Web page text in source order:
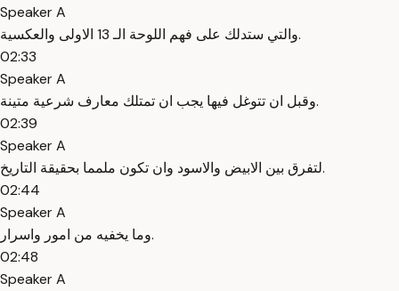
Speaker A
والتي ستدلك على فهم اللوحة الـ 13 الاولى والعكسية.
02:33
Speaker A
وقبل ان تتوغل فيها يجب ان تمتلك معارف شرعية متينة.
02:39
Speaker A
لتفرق بين الابيض والاسود وان تكون ملمما بحقيقة التاريخ.
02:44
Speaker A
وما يخفيه من امور واسرار.
02:48
Speaker A